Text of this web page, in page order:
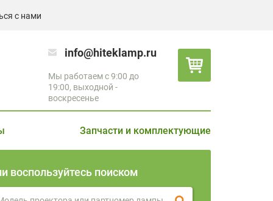
с нами
info@hiteklamp.ru
Мы работаем с 9:00 до
19:00, выходной -
воскресенье
Запчасти и комплектующие
воспользуйтесь поиском